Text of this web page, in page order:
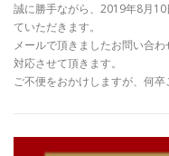
誠に勝手ながら、2019年8月
ていただきます。
メールで頂きましたお問い合
対応させて頂きます。
ご不便をおかけしますが、何卒